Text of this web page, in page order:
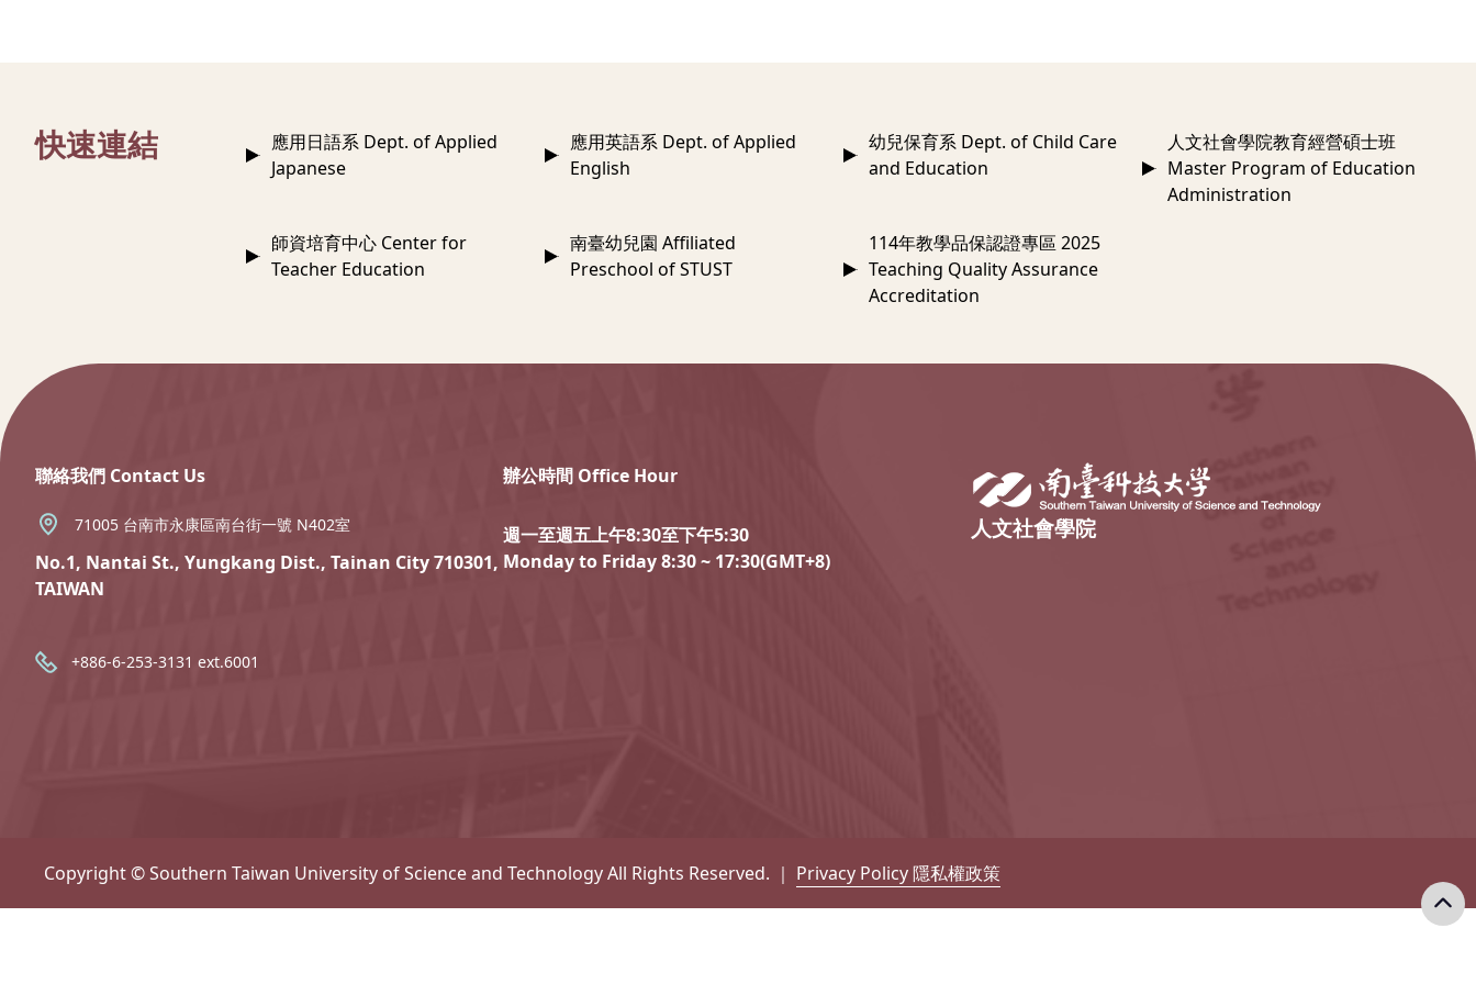
快速連結
應用日語系 Dept. of Applied
Japanese
應用英語系 Dept. of Applied
English
幼兒保育系 Dept. of Child Care
and Education
人文社會學院教育經營碩士班
Master Program of Education
Administration
師資培育中心 Center for
Teacher Education
南臺幼兒園 Affiliated
Preschool of STUST
114年教學品保認證專區 2025
Teaching Quality Assurance
Accreditation
人文社會學院
聯絡我們 Contact Us
71005 台南市永康區南台街一號 N402室
No.1, Nantai St., Yungkang Dist., Tainan City 710301,
TAIWAN
+886-6-253-3131 ext.6001
辦公時間 Office Hour
週一至週五上午8:30至下午5:30
Monday to Friday 8:30 ~ 17:30(GMT+8)
Copyright © Southern Taiwan University of Science and Technology All Rights Reserved. ｜ Privacy Policy 隱私權政策